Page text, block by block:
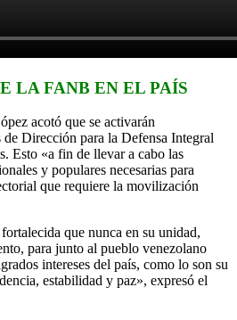
LA FANB EN EL PAÍS
acotó que se activarán
Dirección para la Defensa Integral
Esto «a fin de llevar a cabo las
y populares necesarias para
que requiere la movilización
que nunca en su unidad,
para junto al pueblo venezolano
intereses del país, como lo son su
estabilidad y paz», expresó el